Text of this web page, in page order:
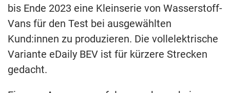
bis Ende 2023 eine Kleinserie von Wasserstoff-
Vans für den Test bei ausgewählten
Kund:innen zu produzieren. Die vollelektrische
Variante eDaily BEV ist für kürzere Strecken
gedacht.